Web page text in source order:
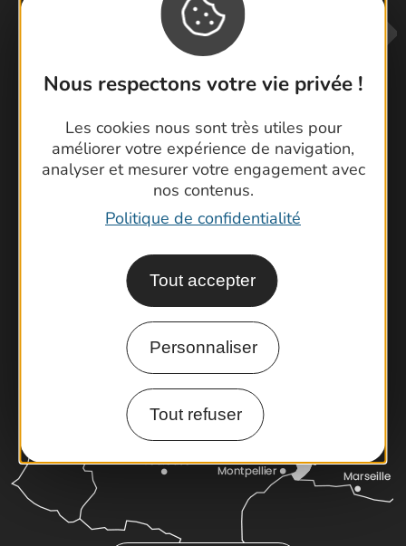
Nous respectons votre vie privée !
Les cookies nous sont très utiles pour
améliorer votre expérience de navigation,
analyser et mesurer votre engagement avec
nos contenus.
Politique de confidentialité
Tout accepter
Personnaliser
Tout refuser
Contactez-nous !
Foire aux questions
Brochures
Latitude Gard